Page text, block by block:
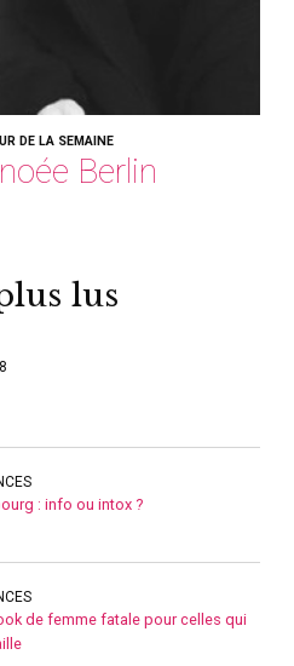
DE LA SEMAINE
Berlin
lus
: info ou intox ?
de femme fatale pour celles qui